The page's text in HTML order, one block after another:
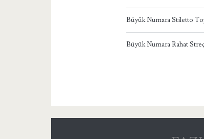
Büyük Numara Stiletto
Büyük Numara Rahat